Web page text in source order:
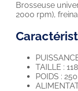
Brosseuse
2000 rpm),
TAILLE :
POIDS :